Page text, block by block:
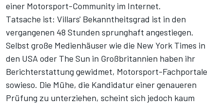
einer Motorsport-Community im Internet.
Tatsache ist: Villars' Bekanntheitsgrad ist in den
vergangenen 48 Stunden sprunghaft angestiegen.
Selbst große Medienhäuser wie die New York Times in
den USA oder The Sun in Großbritannien haben ihr
Berichterstattung gewidmet, Motorsport-Fachportale
sowieso. Die Mühe, die Kandidatur einer genaueren
Prüfung zu unterziehen, scheint sich jedoch kaum